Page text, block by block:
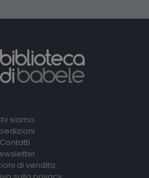
siamo
Contatti
di vendita